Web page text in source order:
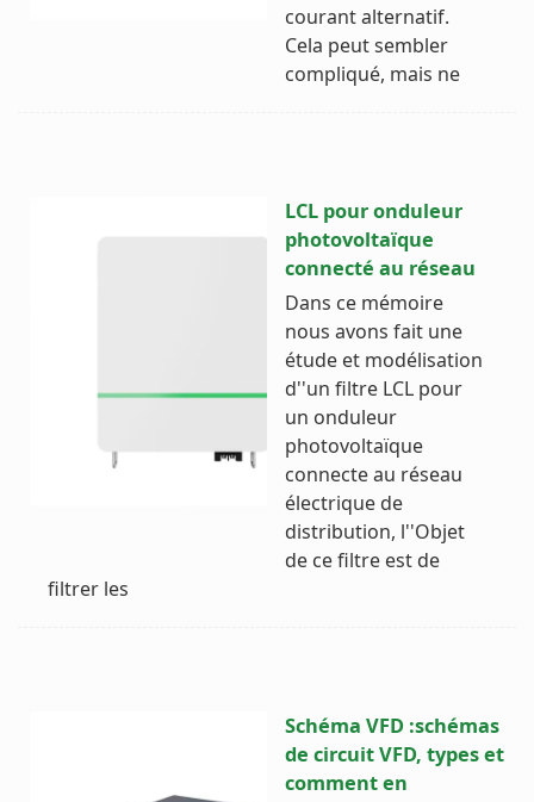
courant alternatif.
Cela peut sembler
compliqué, mais ne
LCL pour onduleur
photovoltaïque
connecté au réseau
Dans ce mémoire
nous avons fait une
étude et modélisation
d''un filtre LCL pour
un onduleur
photovoltaïque
connecte au réseau
électrique de
distribution, l''Objet
de ce filtre est de
filtrer les
Schéma VFD :schémas
de circuit VFD, types et
comment en